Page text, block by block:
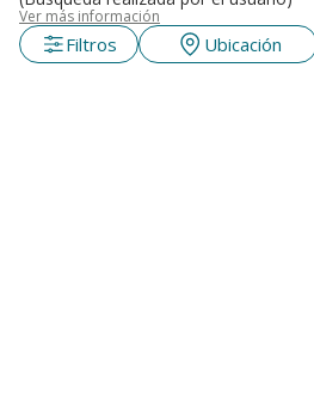
Ver más información
Filtros Ubicación